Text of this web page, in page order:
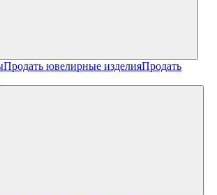
Продать ювелирные изделияПродать